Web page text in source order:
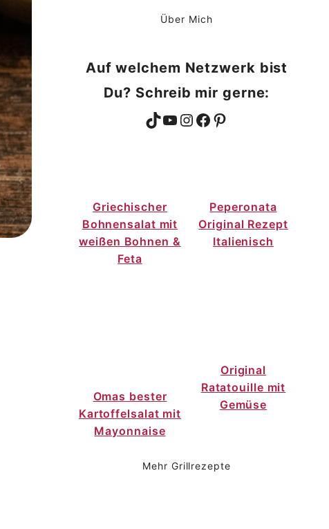
Über Mich
Auf welchem Netzwerk bist
Du? Schreib mir gerne:
TikTok
YouTube
Instagram
Facebook
Pinterest
Griechischer
Bohnensalat mit
weißen Bohnen &
Feta
Peperonata
Original Rezept
Italienisch
Omas bester
Kartoffelsalat mit
Mayonnaise
Original
Ratatouille mit
Gemüse
Mehr Grillrezepte